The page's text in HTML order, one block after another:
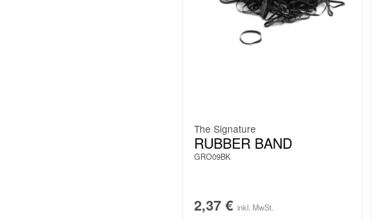
The Signature
RUBBER BAND
GRO09BK
2,37 € inkl. MwSt.